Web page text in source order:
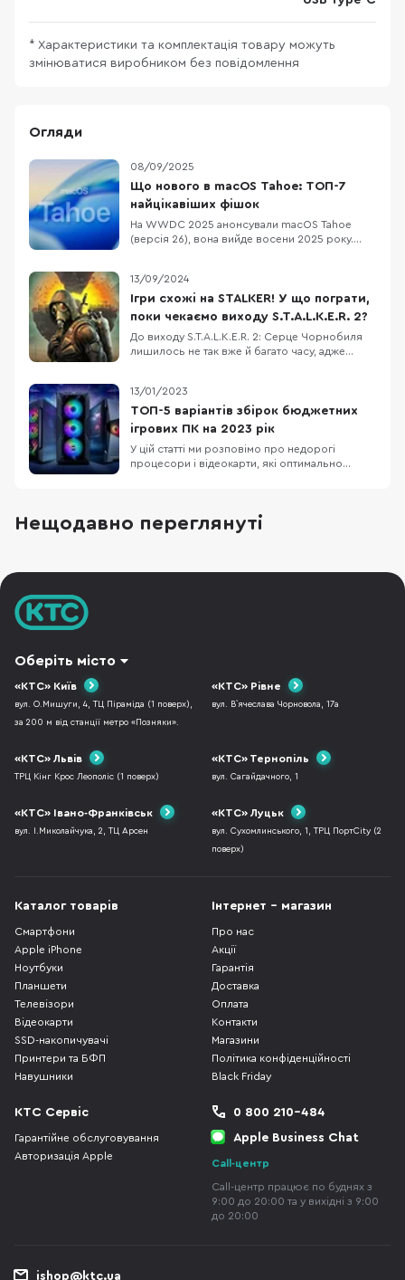
* Характеристики та комплектація товару можуть
змінюватися виробником без повідомлення
Огляди
08/09/2025
Що нового в macOS Tahoe: ТОП-7
найцікавіших фішок
На WWDC 2025 анонсували macOS Tahoe
(версія 26), вона вийде восени 2025 року.
Нумерація macOS тепер синхронізована з iOS
та іншими системами Apple, тому “26”. Нижче
розглянемо ТОП-7 фішок цієї системи. 1.
13/09/2024
Ігри схожі на STALKER! У що пограти,
поки чекаємо виходу S.T.A.L.K.E.R. 2?
До виходу S.T.A.L.K.E.R. 2: Серце Чорнобиля
лишилось не так вже й багато часу, адже
фанатів Зони, батонів та енергетиків!
Нагадаємо, що виходу нової частини STALKER
чекали протягом довгих 12 років, бо перша
дата релізу бу
13/01/2023
ТОП-5 варіантів збірок бюджетних
ігрових ПК на 2023 рік
У цій статті ми розповімо про недорогі
процесори і відеокарти, які оптимально
пам'ять і блоки живлення. Отож, п'ять
конфігурацій ПК від мінімальної для
Нещодавно переглянуті
Оберіть місто
«КТС» Київ
вул. О.Мишуги, 4, ТЦ Піраміда (1 поверх),
за 200 м від станції метро «Позняки».
«КТС» Рівне
вул. В`ячеслава Чорновола, 17а
«КТС» Львів
ТРЦ Кінг Крос Леополіс (1 поверх)
«КТС» Тернопіль
вул. Сагайдачного, 1
«КТС» Івано-Франківськ
вул. І.Миколайчука, 2, ТЦ Арсен
«КТС» Луцьк
вул. Сухомлинського, 1, ТРЦ ПортCity (2
поверх)
Каталог товарів
Смартфони
Apple iPhone
Ноутбуки
Планшети
Телевізори
Відеокарти
SSD-накопичувачі
Принтери та БФП
Навушники
Інтернет - магазин
Про нас
Акції
Гарантія
Доставка
Оплата
Контакти
Магазини
Політика конфіденційності
Black Friday
КТС Сервіс
Гарантійне обслуговування
Авторизація Apple
0 800 210-484
Apple Business Chat
Call-центр
Call-центр працює по буднях з
9:00 до 20:00 та у вихідні з 9:00
до 20:00
ishop@ktc.ua